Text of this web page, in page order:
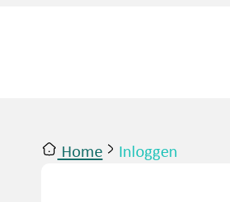
Home Inloggen